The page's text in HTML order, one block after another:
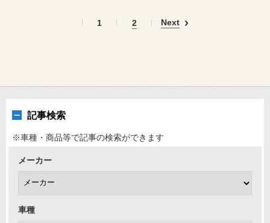
1 2 Next
記事検索
※車種・商品等で記事の検索ができます
メーカー
車種